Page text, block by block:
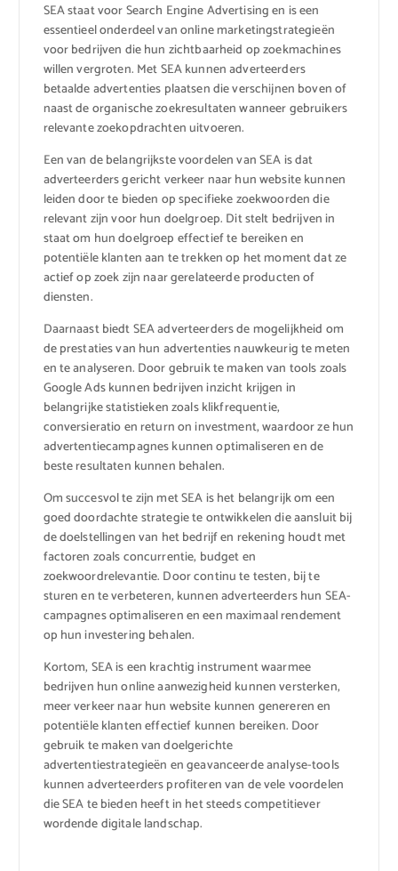
SEA staat voor Search Engine Advertising en is een
essentieel onderdeel van online marketingstrategieën
voor bedrijven die hun zichtbaarheid op zoekmachines
willen vergroten. Met SEA kunnen adverteerders
betaalde advertenties plaatsen die verschijnen boven of
naast de organische zoekresultaten wanneer gebruikers
relevante zoekopdrachten uitvoeren.
Een van de belangrijkste voordelen van SEA is dat
adverteerders gericht verkeer naar hun website kunnen
leiden door te bieden op specifieke zoekwoorden die
relevant zijn voor hun doelgroep. Dit stelt bedrijven in
staat om hun doelgroep effectief te bereiken en
potentiële klanten aan te trekken op het moment dat ze
actief op zoek zijn naar gerelateerde producten of
diensten.
Daarnaast biedt SEA adverteerders de mogelijkheid om
de prestaties van hun advertenties nauwkeurig te meten
en te analyseren. Door gebruik te maken van tools zoals
Google Ads kunnen bedrijven inzicht krijgen in
belangrijke statistieken zoals klikfrequentie,
conversieratio en return on investment, waardoor ze hun
advertentiecampagnes kunnen optimaliseren en de
beste resultaten kunnen behalen.
Om succesvol te zijn met SEA is het belangrijk om een
goed doordachte strategie te ontwikkelen die aansluit bij
de doelstellingen van het bedrijf en rekening houdt met
factoren zoals concurrentie, budget en
zoekwoordrelevantie. Door continu te testen, bij te
sturen en te verbeteren, kunnen adverteerders hun SEA-
campagnes optimaliseren en een maximaal rendement
op hun investering behalen.
Kortom, SEA is een krachtig instrument waarmee
bedrijven hun online aanwezigheid kunnen versterken,
meer verkeer naar hun website kunnen genereren en
potentiële klanten effectief kunnen bereiken. Door
gebruik te maken van doelgerichte
advertentiestrategieën en geavanceerde analyse-tools
kunnen adverteerders profiteren van de vele voordelen
die SEA te bieden heeft in het steeds competitiever
wordende digitale landschap.